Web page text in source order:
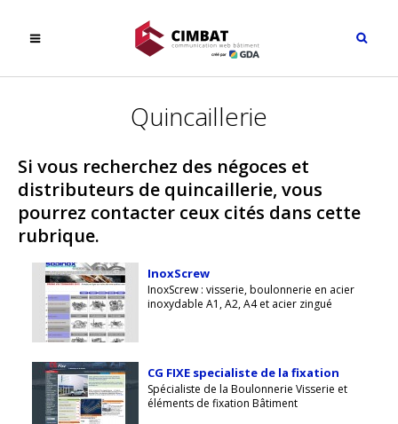
Quincaillerie
Si vous recherchez des négoces et
distributeurs de quincaillerie, vous
pourrez contacter ceux cités dans cette
rubrique.
InoxScrew
InoxScrew : visserie, boulonnerie en acier
inoxydable A1, A2, A4 et acier zingué
CG FIXE specialiste de la fixation
Spécialiste de la Boulonnerie Visserie et
éléments de fixation Bâtiment